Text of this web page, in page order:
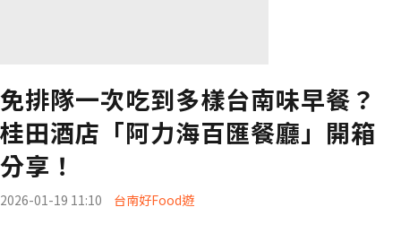
免排隊一次吃到多樣台南味早餐？
桂田酒店「阿力海百匯餐廳」開箱
分享！
2026-01-19 11:10 台南好Food遊